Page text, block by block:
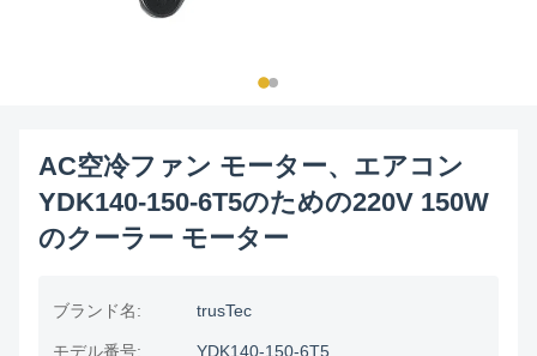
AC空冷ファン モーター、エアコン
YDK140-150-6T5のための220V 150W
のクーラー モーター
ブランド名: trusTec
モデル番号: YDK140-150-6T5